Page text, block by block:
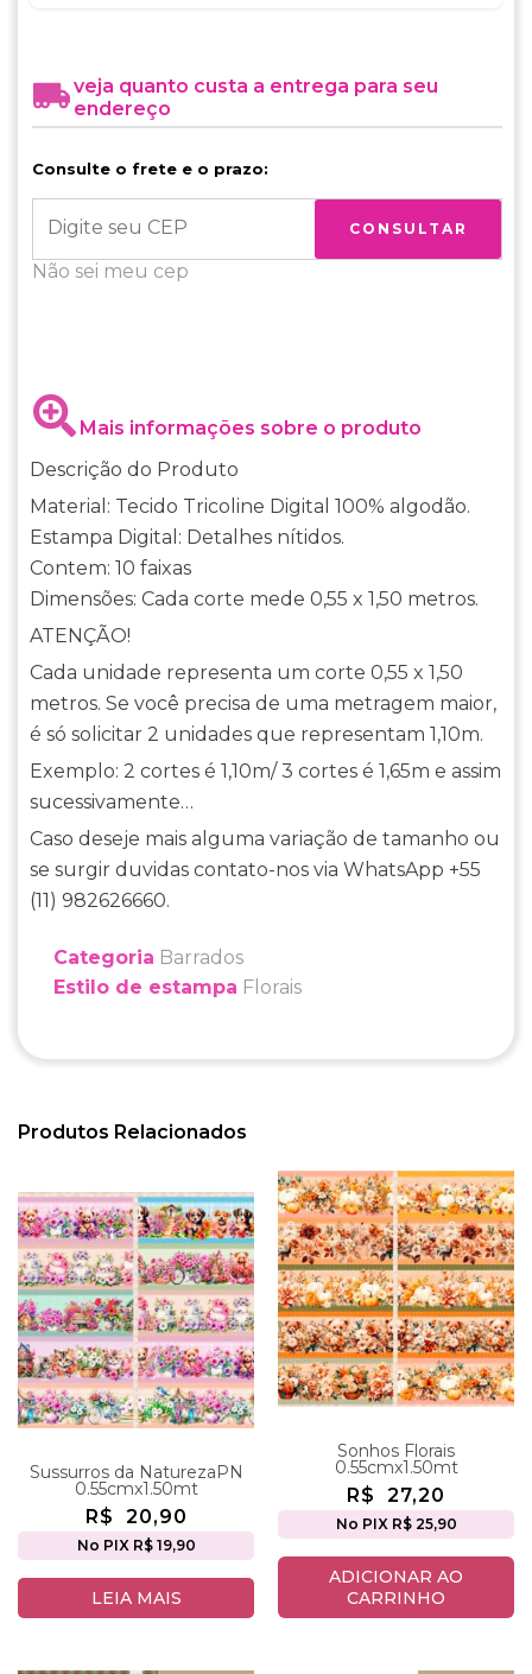
veja quanto custa a entrega para seu
endereço
Consulte o frete e o prazo:
CONSULTAR
Não sei meu cep
Mais informações sobre o produto
Descrição do Produto
Material: Tecido Tricoline Digital 100% algodão.
Estampa Digital: Detalhes nítidos.
Contem: 10 faixas
Dimensões: Cada corte mede 0,55 x 1,50 metros.
ATENÇÃO!
Cada unidade representa um corte 0,55 x 1,50
metros. Se você precisa de uma metragem maior,
é só solicitar 2 unidades que representam 1,10m.
Exemplo: 2 cortes é 1,10m/ 3 cortes é 1,65m e assim
sucessivamente…
Caso deseje mais alguma variação de tamanho ou
se surgir duvidas contato-nos via WhatsApp +55
(11) 982626660.
Categoria Barrados
Estilo de estampa Florais
Produtos Relacionados
Sussurros da NaturezaPN
0.55cmx1.50mt
R$ 20,90
No PIX R$ 19,90
LEIA MAIS
Sonhos Florais
0.55cmx1.50mt
R$ 27,20
No PIX R$ 25,90
ADICIONAR AO
CARRINHO